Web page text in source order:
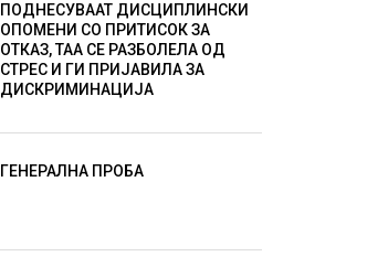
ПОДНЕСУВААТ ДИСЦИПЛИНСКИ
ОПОМЕНИ СО ПРИТИСОК ЗА
ОТКАЗ, ТАА СЕ РАЗБОЛЕЛА ОД
СТРЕС И ГИ ПРИЈАВИЛА ЗА
ДИСКРИМИНАЦИЈА
ГЕНЕРАЛНА ПРОБА